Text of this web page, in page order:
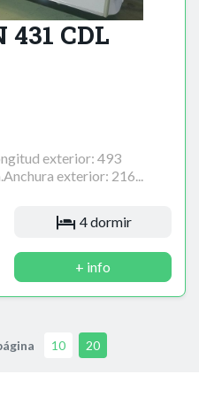
CDL
exterior: 493
exterior: 216...
4 dormir
+ info
10 20